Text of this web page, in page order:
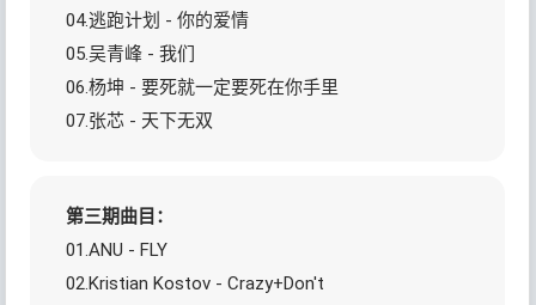
04.逃跑计划 - 你的爱情
05.吴青峰 - 我们
06.杨坤 - 要死就一定要死在你手里
07.张芯 - 天下无双
第三期曲目：
01.ANU - FLY
02.Kristian Kostov - Crazy+Don't